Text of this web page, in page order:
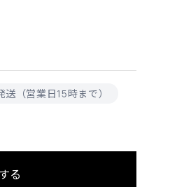
送（営業日15時まで）
る